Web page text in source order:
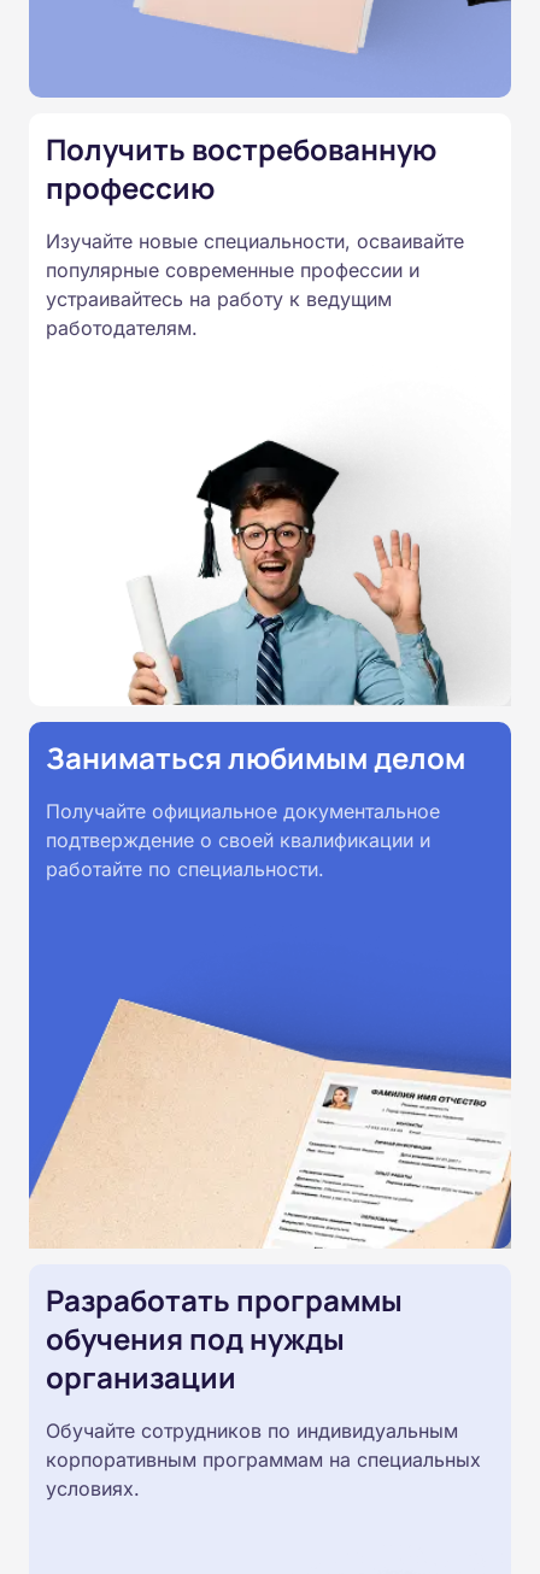
Министерства образования.
Подготовка ведется по всем
России от 14.07.2023 N 534 в
соответствии с Федеральными
образовательными стандартами
профессионального образования.
Удостоверения и дипломы о
Получить востребованную
профессию
Изучайте новые специальности, осваивайте
популярные современные профессии и
устраивайтесь на работу к ведущим
работодателям.
Заниматься любимым делом
Получайте официальное документальное
подтверждение о своей квалификации и
работайте по специальности.
Разработать программы
обучения под нужды
организации
Обучайте сотрудников по индивидуальным
корпоративным программам на специальных
условиях.